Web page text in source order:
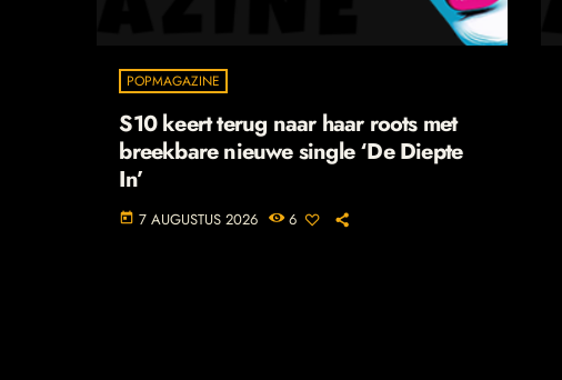
POPMAGAZINE
S10 keert terug naar haar roots met
breekbare nieuwe single ‘De Diepte
In’
today 7 AUGUSTUS 2026 6